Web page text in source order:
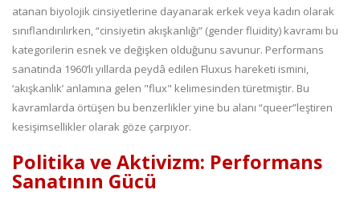
atanan biyolojik cinsiyetlerine dayanarak erkek veya kadın olarak
sınıflandırılırken, “cinsiyetin akışkanlığı” (gender fluidity) kavramı bu
kategorilerin esnek ve değişken olduğunu savunur. Performans
sanatında 1960’lı yıllarda peydâ edilen Fluxus hareketi ismini,
‘akışkanlık’ anlamına gelen "flux" kelimesinden türetmiştir. Bu
kavramlarda örtüşen bu benzerlikler yine bu alanı “queer”leştiren
kesişimsellikler olarak göze çarpıyor.
Politika ve Aktivizm: Performans
Sanatının Gücü